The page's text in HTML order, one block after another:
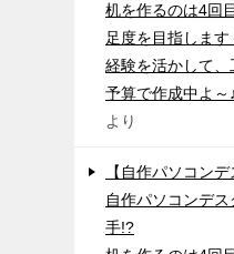
机を作るのは4回
足度を目指します
経験を活かして
予算で作成中よ～
より
【自作パソコン
自作パソコンデ
手!?